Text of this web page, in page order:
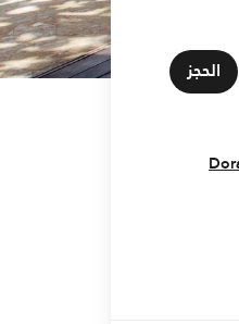
الحجز
Opens In New Window